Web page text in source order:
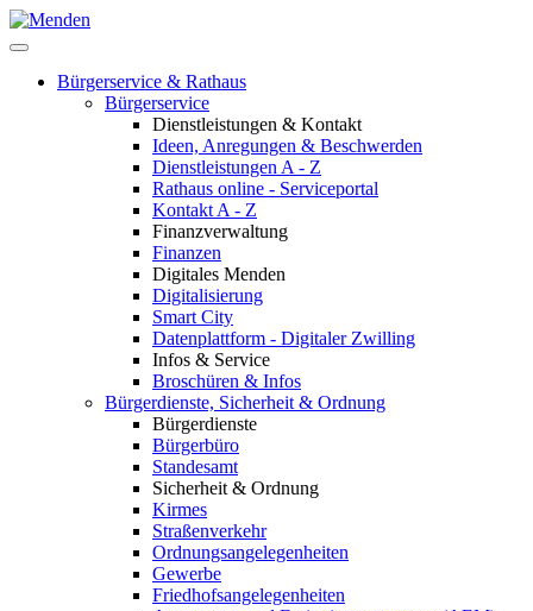
Bürgerservice & Rathaus
Bürgerservice
Dienstleistungen & Kontakt
Ideen, Anregungen & Beschwerden
Dienstleistungen A - Z
Rathaus online - Serviceportal
Kontakt A - Z
Finanzverwaltung
Finanzen
Digitales Menden
Digitalisierung
Smart City
Datenplattform - Digitaler Zwilling
Infos & Service
Broschüren & Infos
Bürgerdienste, Sicherheit & Ordnung
Bürgerdienste
Bürgerbüro
Standesamt
Sicherheit & Ordnung
Kirmes
Straßenverkehr
Ordnungsangelegenheiten
Gewerbe
Friedhofsangelegenheiten